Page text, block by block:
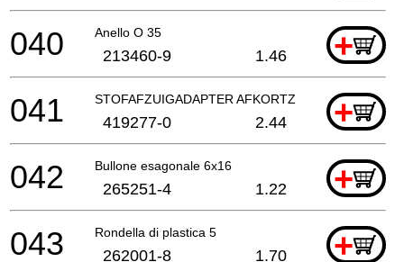
Anello O 35 +
040 213460-9 1.46
STOFAFZUIGADAPTER AFKORTZAAG +
041 419277-0 2.44
Bullone esagonale 6x16 +
042 265251-4 1.22
Rondella di plastica 5 +
043 262001-8 1.70